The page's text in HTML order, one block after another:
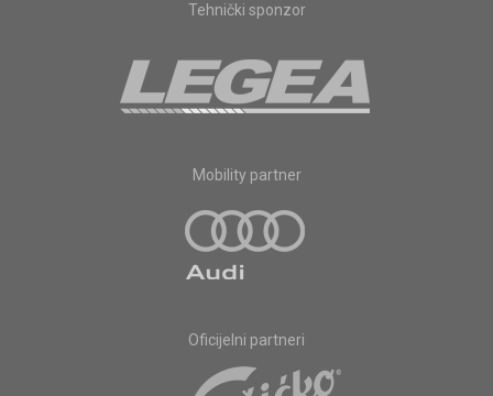
Tehnički sponzor
Mobility partner
Oficijelni partneri